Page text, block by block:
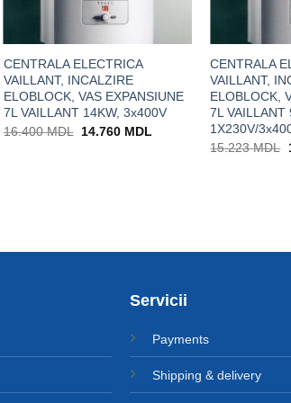
CENTRALA ELECTRICA
VAILLANT, INCALZIRE
ELOBLOCK, VAS EXPANSIUNE
7L VAILLANT 14KW, 3x400V
16.400MDL Prețul
14.760 MDL
CENTRALA
VAILLANT,
ELOBLOCK,
7L VAILLANT
1X230V/
15.223MDL
Servicii
Payments
Shipping & delivery